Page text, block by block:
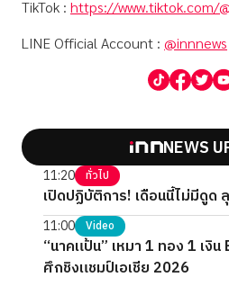
TikTok : https://www.tiktok.com/
LINE Official Account : @innnews
NEWS
11:20 ทั่วไป
เปิดปฏิบัติการ! เดือนนี้ไม่มีดูด
11:00 Video
“นาคแป้น” เหมา 1 ทอง 1 เงิน
ศึกชิงแชมป์เอเชีย 2026